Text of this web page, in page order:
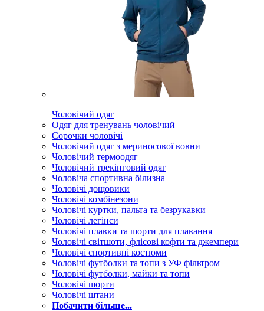
Чоловічий одяг
Одяг для тренувань чоловічий
Сорочки чоловічі
Чоловічий одяг з мериносової вовни
Чоловічий термоодяг
Чоловічий трекінговий одяг
Чоловіча спортивна білизна
Чоловічі дощовики
Чоловічі комбінезони
Чоловічі куртки, пальта та безрукавки
Чоловічі легінси
Чоловічі плавки та шорти для плавання
Чоловічі світшоти, флісові кофти та джемпери
Чоловічі спортивні костюми
Чоловічі футболки та топи з УФ фільтром
Чоловічі футболки, майки та топи
Чоловічі шорти
Чоловічі штани
Побачити більше...